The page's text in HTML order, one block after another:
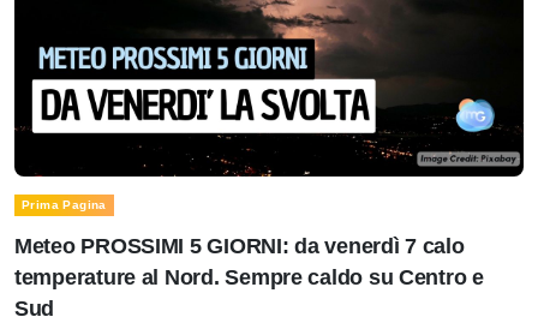
Prima Pagina
Meteo PROSSIMI 5 GIORNI: da venerdì 7 calo
temperature al Nord. Sempre caldo su Centro e
Sud